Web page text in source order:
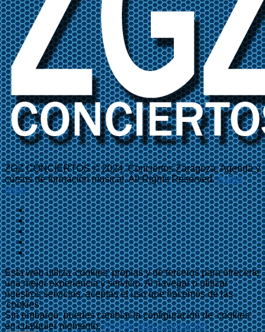
ZGZ CONCIERTOS © 2024. Conciertos Zaragoza, Agenda y
cursos de formación musical. All Rights Reserved.Aviso
legal
Esta web utiliza 'cookies' propias y de terceros para ofrecerte
una mejor experiencia y servicio. Al navegar o utilizar
nuestros servicios, aceptas el uso que hacemos de las
'cookies'.
Sin embargo, puedes cambiar la configuración de 'cookies'
en cualquier momento.Aceptar Más información